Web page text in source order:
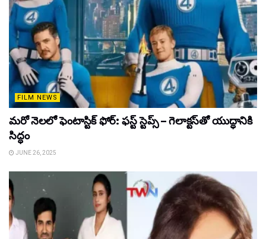
FILM NEWS
మరో నెలలో ఫెంటాస్టిక్ ఫోర్: ఫస్ట్ స్టెప్స్ – గెలాక్టస్‌తో యుద్ధానికి
సిద్ధం
JUNE 26, 2025